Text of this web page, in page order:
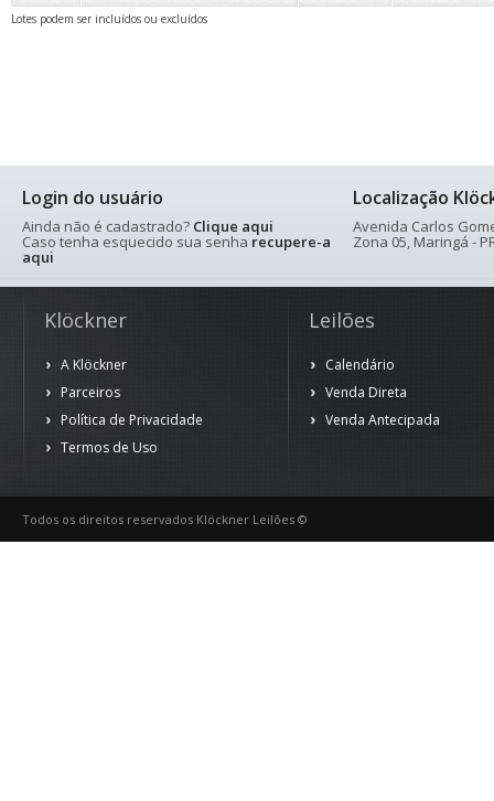
Lotes podem ser incluídos ou excluídos
Login do usuário
Ainda não é cadastrado? Clique aqui
Caso tenha esquecido sua senha recupere-a
aqui
Localização
Avenida Carlos
Zona 05, Maringá -
Klöckner
A Klöckner
Parceiros
Política de Privacidade
Termos de Uso
Leilões
Calendário
Venda Direta
Venda Antecipada
Todos os direitos reservados Klöckner Leilões ©